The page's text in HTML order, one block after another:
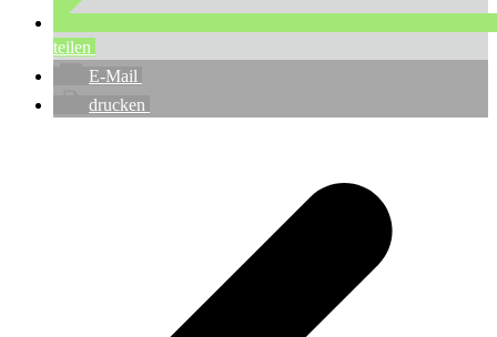
teilen
E-Mail
drucken